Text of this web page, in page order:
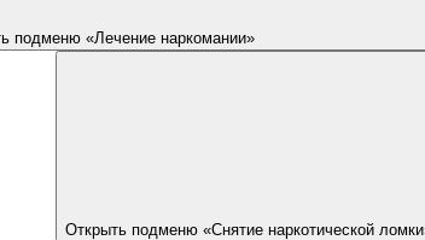
подменю «Лечение наркомании»
Открыть подменю «Снятие наркотической